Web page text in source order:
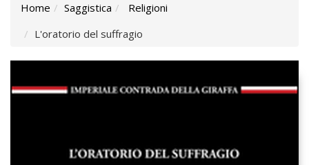
Home Saggistica
Religioni
L'oratorio del suffragio